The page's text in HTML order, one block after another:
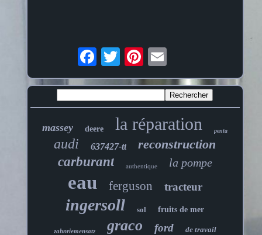
massey deere la réparation penta
audi 637427-tt
reconstruction
carburant
authentique la pompe
eau ferguson tracteur
ingersoll sol fruits de mer
zahnriemensatz graco ford de travail